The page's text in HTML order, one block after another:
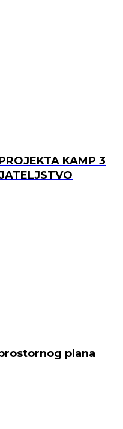
KAMP 3
plana